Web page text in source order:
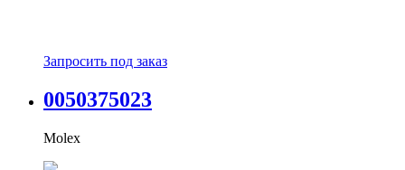
Запросить под заказ
0050375023
Molex